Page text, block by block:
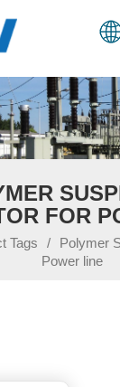
FOR
Tags /
Polymer
Power line